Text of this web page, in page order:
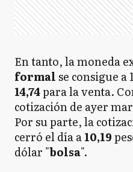
En tanto, la moneda
formalse consigue a
14,74para la venta.
cotización de ayer
Por su parte, la
cerró el día a10,19
dólar "bolsa".